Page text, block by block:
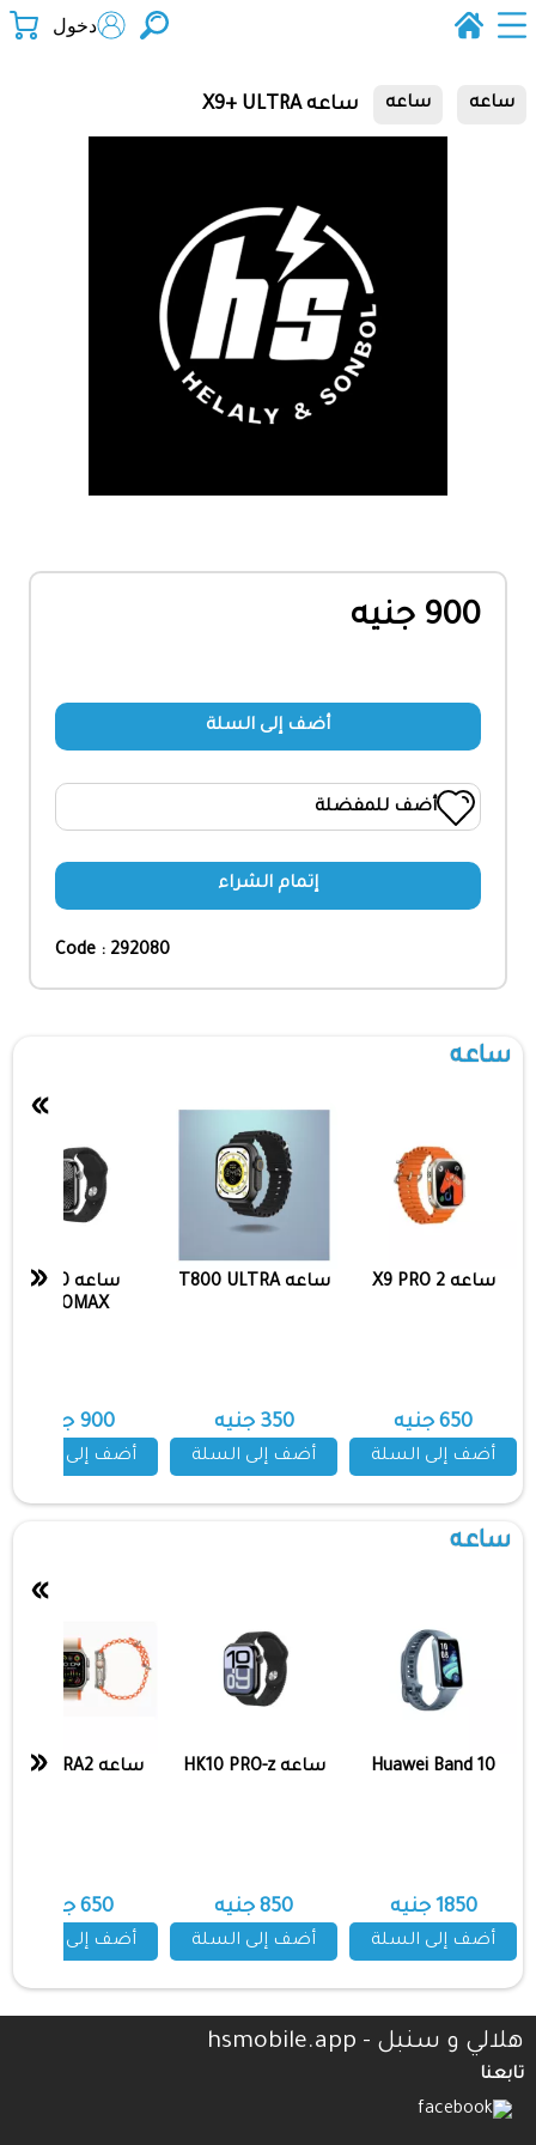
دخول
ساعه ساعه ساعه X9+ ULTRA
900 جنيه
أضف إلى السلة
أضف للمفضلة
إتمام الشراء
Code : 292080
ساعه
ساعه X9 PRO 2
650 جنيه
أضف إلى السلة
ساعه T800 ULTRA
350 جنيه
أضف إلى السلة
ساعه HK10
PROMAX
900 جنيه
أضف إلى السلة
»
«
ساعه
Huawei Band 10
1850 جنيه
أضف إلى السلة
ساعه HK10 PRO-z
850 جنيه
أضف إلى السلة
ساعه X9 ULTRA2
650 جنيه
أضف إلى السلة
»
«
هلالي و سنبل - hsmobile.app
تابعنا